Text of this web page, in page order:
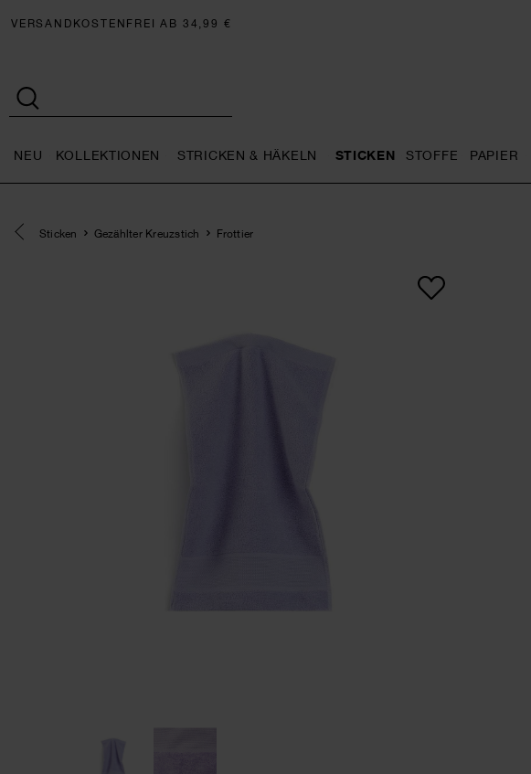
VERSANDKOSTENFREI AB 34,99 €
NEU KOLLEKTIONEN STRICKEN & HÄKELN STICKEN STOFFE PAPIER
Eine Kategorie zurück navigieren
Sticken Gezählter Kreuzstich Frottier